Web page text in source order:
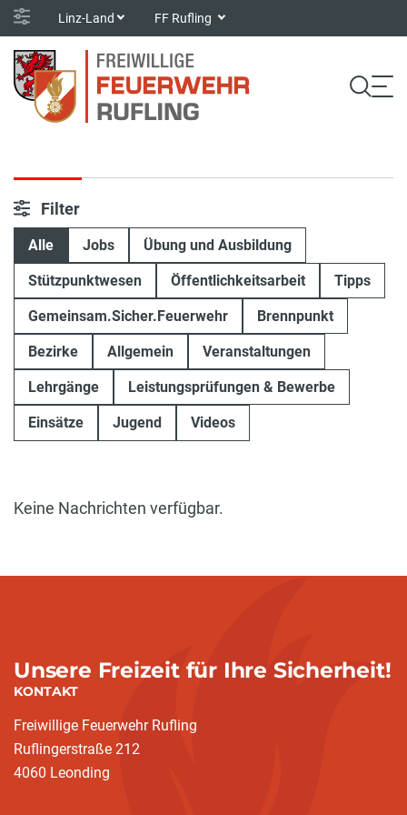
Linz-Land FF Rufling
Filter
Alle Jobs Übung und Ausbildung
Stützpunktwesen Öffentlichkeitsarbeit Tipps
Gemeinsam.Sicher.Feuerwehr Brennpunkt
Bezirke Allgemein Veranstaltungen
Lehrgänge Leistungsprüfungen & Bewerbe
Einsätze Jugend Videos
Keine Nachrichten verfügbar.
Unsere Freizeit für Ihre Sicherheit!
KONTAKT
Freiwillige Feuerwehr Rufling
Ruflingerstraße 212
4060 Leonding